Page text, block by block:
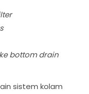
bottom drain
sistem kolam